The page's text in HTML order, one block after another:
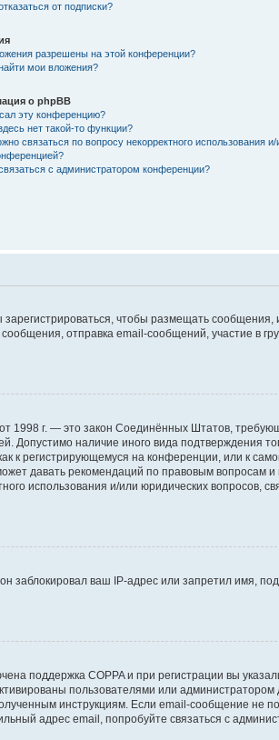
от подписки?
разрешены на этой конференции?
мои вложения?
о phpBB
эту конференцию?
нет такой-то функции?
связаться по вопросу некорректного использования
с администратором конференции?
чтобы размещать сообщения,
отправка email-сообщений, участие в
1998 г. — это закон Соединённых Штатов,
Допустимо наличие иного вида подтверждения
к регистрирующемуся на конференции, или к
давать рекомендаций по правовым вопросам и
использования и/или юридических вопросов,
заблокировал ваш IP-адрес или запретил имя,
поддержка COPPA и при регистрации вы
пользователями или администратором
инструкциям. Если email-сообщение не
адрес email, попробуйте связаться с